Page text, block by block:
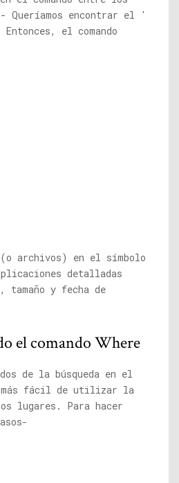
Queríamos encontrar el '
el comando
archivos) en el símbolo
detalladas
tamaño y fecha de
el comando Where
de la búsqueda en el
más fácil de utilizar la
lugares. Para hacer